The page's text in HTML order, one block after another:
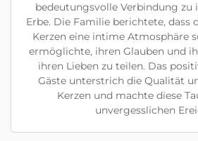
bedeutungsvolle Verbindung
Erbe. Die Familie berichtete, dass
Kerzen eine intime Atmosphäre
ermöglichte, ihren Glauben und
ihren Lieben zu teilen. Das
Gäste unterstrich die Qualität
Kerzen und machte diese
unvergesslichen